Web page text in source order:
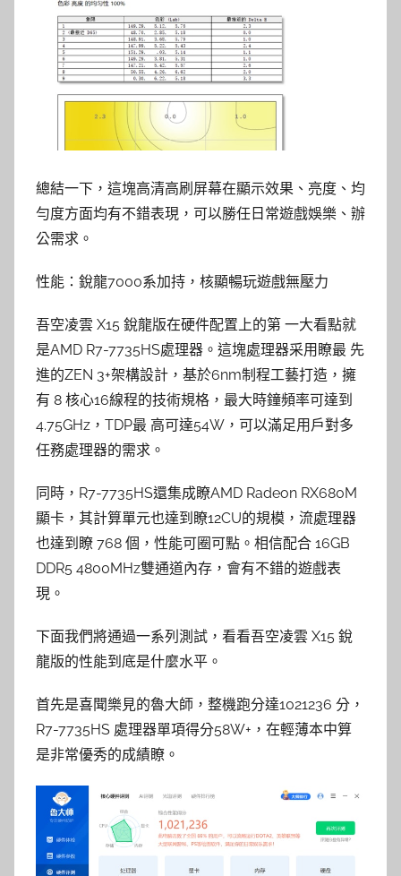
總結一下，這塊高清高刷屏幕在顯示效果、亮度、均
勻度方面均有不錯表現，可以勝任日常遊戲娛樂、辦
公需求。
性能：銳龍7000系加持，核顯暢玩遊戲無壓力
吾空凌雲 X15 銳龍版在硬件配置上的第 一大看點就
是AMD R7-7735HS處理器。這塊處理器采用瞭最 先
進的ZEN 3+架構設計，基於6nm制程工藝打造，擁
有 8 核心16線程的技術規格，最大時鐘頻率可達到
4.75GHz，TDP最 高可達54W，可以滿足用戶對多
任務處理器的需求。
同時，R7-7735HS還集成瞭AMD Radeon RX680M
顯卡，其計算單元也達到瞭12CU的規模，流處理器
也達到瞭 768 個，性能可圈可點。相信配合 16GB
DDR5 4800MHz雙通道內存，會有不錯的遊戲表
現。
下面我們將通過一系列測試，看看吾空凌雲 X15 銳
龍版的性能到底是什麼水平。
首先是喜聞樂見的魯大師，整機跑分達1021236 分，
R7-7735HS 處理器單項得分58W+，在輕薄本中算
是非常優秀的成績瞭。